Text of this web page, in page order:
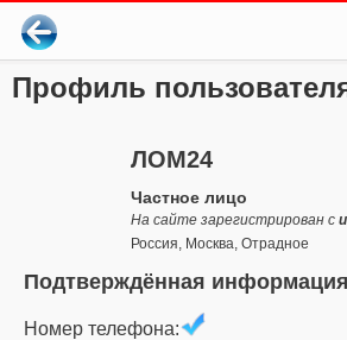
Профиль
ЛОМ24
Частное лицо
На сайте зарегистрирован с
Россия, Москва, Отрадное
Подтверждённая информация
Номер телефона: